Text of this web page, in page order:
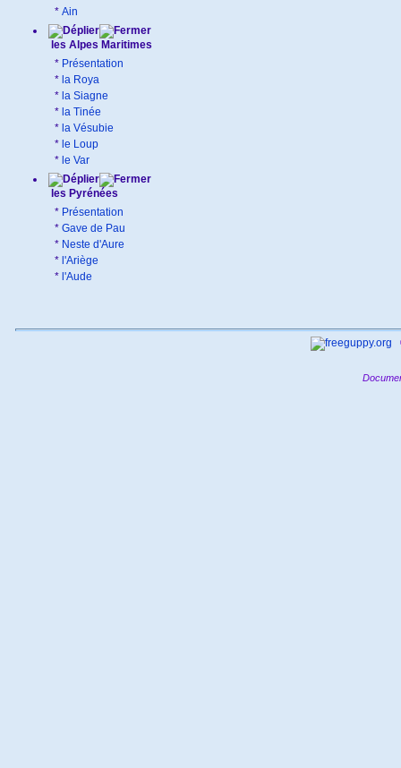
* Ain
les Alpes Maritimes
* Présentation
* la Roya
* la Siagne
* la Tinée
* la Vésubie
* le Loup
* le Var
les Pyrénées
* Présentation
* Gave de Pau
* Neste d'Aure
* l'Ariège
* l'Aude